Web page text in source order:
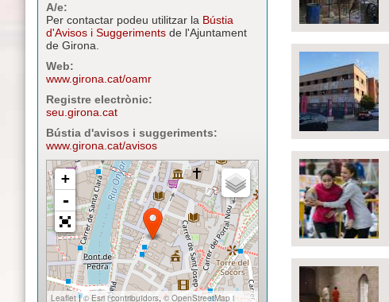
A/e:
Per contactar podeu utilitzar la Bústia
d'Avisos i Suggeriments de l'Ajuntament
de Girona.
Web:
www.girona.cat/oamr
Registre electrònic:
seu.girona.cat
Bústia d'avisos i suggeriments:
www.girona.cat/avisos